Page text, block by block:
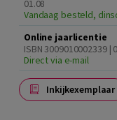
01.08
Vandaag besteld,
Online jaarlicentie
ISBN 3009010002339 |
Direct via e-mail
Inkijkexemplaar